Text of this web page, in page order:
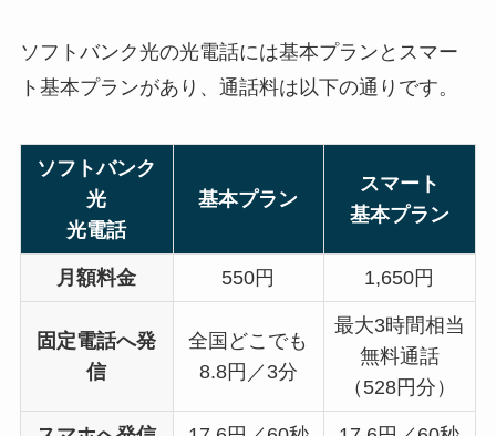
ソフトバンク光の光電話には基本プランとスマー
ト基本プランがあり、通話料は以下の通りです。
ソフトバンク
光
光電話
基本プラン
スマート
基本プラン
月額料金 550円 1,650円
固定電話へ発
信
全国どこでも
8.8円／3分
最大3時間相当
無料通話
（528円分）